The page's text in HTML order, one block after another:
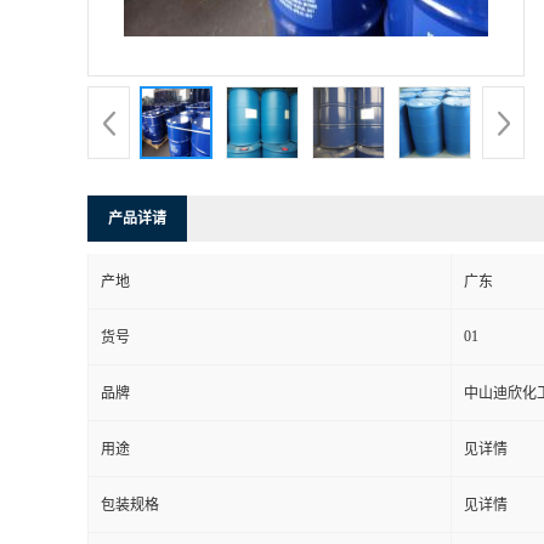
产品详请
产地 广东
货号 01
品牌 中山迪欣化
用途 见详情
包装规格 见详情